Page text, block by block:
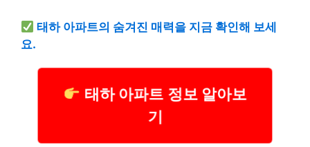
태하 아파트의 숨겨진 매력을 지금 확인해 보세
요.
태하 아파트 정보 알아보
기